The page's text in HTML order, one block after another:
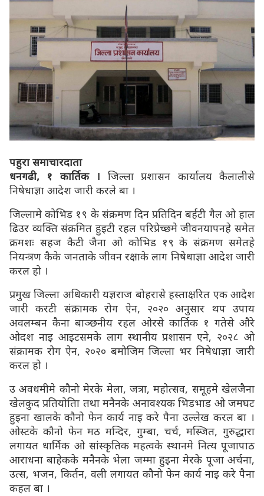
पहुरा समाचारदाता
धनगढी, १ कार्तिक । जिल्ला प्रशासन कार्यालय कैलालीसे
निषेधाज्ञा आदेश जारी करले बा ।
जिल्लामे कोभिड १९ के संक्रमण दिन प्रतिदिन बर्हटी गैल ओ हाल
ढिउर व्यक्ति संक्रमित हुइटी रहल परिप्रेच्छमे जीवनयापनहे समेत
क्रमशः सहज कैटी जैना ओ कोभिड १९ के संक्रमण समेतहे
नियन्त्रण कैके जनताके जीवन रक्षाके लाग निषेधाज्ञा आदेश जारी
करल हो ।
प्रमुख जिल्ला अधिकारी यज्ञराज बोहरासे हस्ताक्षरित एक आदेश
जारी करटी संक्रामक रोग ऐन, २०२० अनुसार थप उपाय
अवलम्बन कैना बाञ्छनीय रहल ओरसे कार्तिक १ गतेसे औरे
ओदश नाइ आइटसमके लाग स्थानीय प्रशासन एने, २०२८ ओ
संक्रामक रोग ऐन, २०२० बमोजिम जिल्ला भर निषेधाज्ञा जारी
करल हो ।
उ अवधमीमे कौनो मेरके मेला, जत्रा, महोत्सव, समूहमे खेलजैना
खेलकुद प्रतियोतिा तथा मनैनके अनावश्यक भिडभाड ओ जमघट
हुइना खालके कौनो फेन कार्य नाइ करे पैना उल्लेख करल बा ।
ओस्टके कौनो फेन मठ मन्दिर, गुम्बा, चर्च, मस्जित, गुरुद्धारा
लगायत धार्मिक ओ सांस्कृृतिक महत्वके स्थानमे नित्य पूजापाठ
आराधना बाहेकके मनैनके भेला जम्मा हुइना मेरके पूजा अर्चना,
उत्स, भजन, किर्तन, वली लगायत कौनो फेन कार्य नाइ करे पैना
कहल बा ।